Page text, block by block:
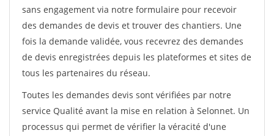
sans engagement via notre formulaire pour recevoir
des demandes de devis et trouver des chantiers. Une
fois la demande validée, vous recevrez des demandes
de devis enregistrées depuis les plateformes et sites de
tous les partenaires du réseau.
Toutes les demandes devis sont vérifiées par notre
service Qualité avant la mise en relation à Selonnet. Un
processus qui permet de vérifier la véracité d'une